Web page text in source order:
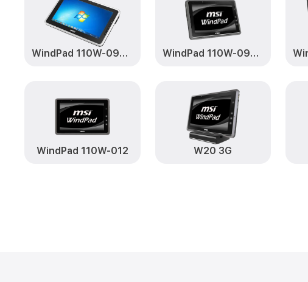
WindPad 110W-097RU WindPad 110W-095RU
WindPad 110W-012 W20 3G